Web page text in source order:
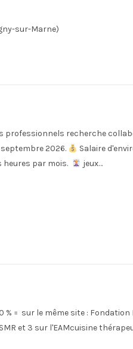
sur-Marne)
professionnels recherche
2026.
Salaire
heures par mois.
jeux…
% = sur le même site :
et 3 sur l'EAMcuisine